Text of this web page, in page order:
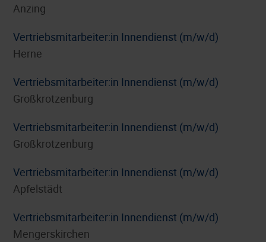
Anzing
Vertriebsmitarbeiter:in Innendienst (m/w/d)
Herne
Vertriebsmitarbeiter:in Innendienst (m/w/d)
Großkrotzenburg
Vertriebsmitarbeiter:in Innendienst (m/w/d)
Großkrotzenburg
Vertriebsmitarbeiter:in Innendienst (m/w/d)
Apfelstädt
Vertriebsmitarbeiter:in Innendienst (m/w/d)
Mengerskirchen